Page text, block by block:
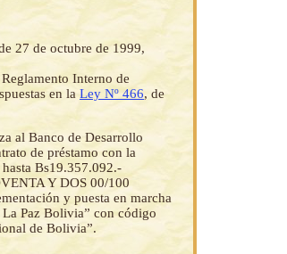
27 de octubre de 1999,
Interno de
en la Ley Nº 466, de
al Banco de Desarrollo
de préstamo con la
Bs19.357.092.-
Y DOS 00/100
y puesta en marcha
Paz Bolivia” con código
de Bolivia”.